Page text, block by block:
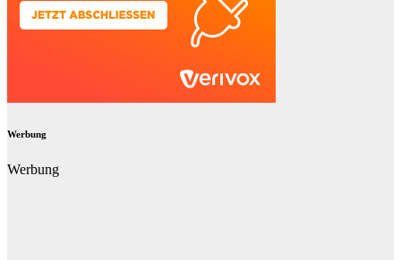
Werbung
Werbung